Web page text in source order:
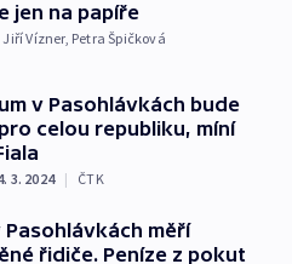
jen na papíře
Jiří Vízner, Petra Špičková
v Pasohlávkách bude
celou republiku, míní
3. 2024 | ČTK
Pasohlávkách měří
řidiče. Peníze z pokut